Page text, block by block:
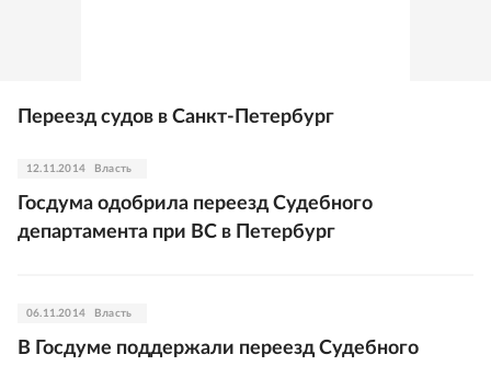
Переезд судов в Санкт-Петербург
12.11.2014 Власть
Госдума одобрила переезд Судебного
департамента при ВС в Петербург
06.11.2014 Власть
В Госдуме поддержали переезд Судебного